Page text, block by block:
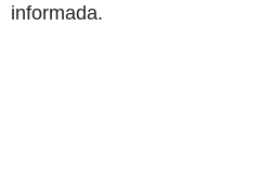
informada.